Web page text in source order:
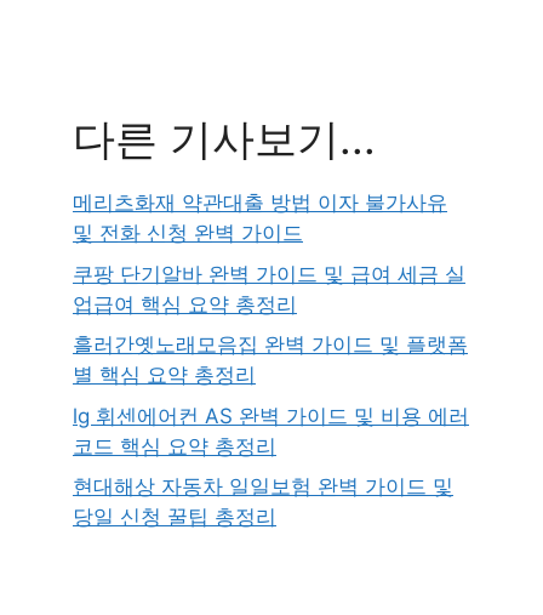
다른 기사보기...
메리츠화재 약관대출 방법 이자 불가사유
및 전화 신청 완벽 가이드
쿠팡 단기알바 완벽 가이드 및 급여 세금 실
업급여 핵심 요약 총정리
흘러간옛노래모음집 완벽 가이드 및 플랫폼
별 핵심 요약 총정리
lg 휘센에어컨 AS 완벽 가이드 및 비용 에러
코드 핵심 요약 총정리
현대해상 자동차 일일보험 완벽 가이드 및
당일 신청 꿀팁 총정리